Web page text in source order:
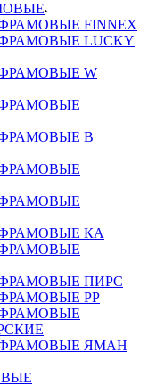
FINNEX
LUCKY
W
В
КА
ПИРС
РР
ЯМАН